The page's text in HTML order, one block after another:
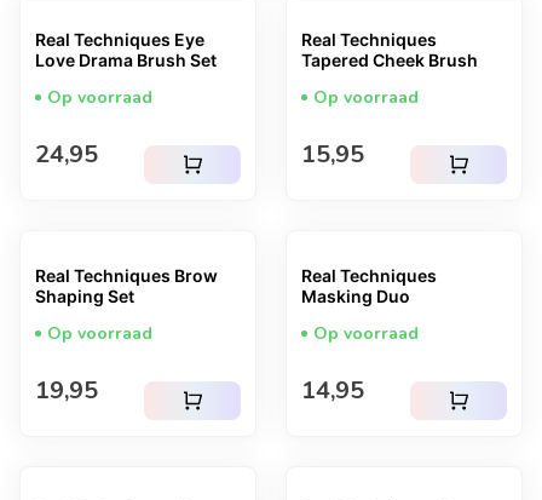
Real Techniques Eye
Love Drama Brush Set
Op voorraad
Normale prijs
24,95 shopping_cart
Real Techniques
Tapered Cheek Brush
Op voorraad
Normale prijs
15,95 shopping_cart
Real Techniques Brow
Shaping Set
Op voorraad
Normale prijs
19,95 shopping_cart
Real Techniques
Masking Duo
Op voorraad
Normale prijs
14,95 shopping_cart